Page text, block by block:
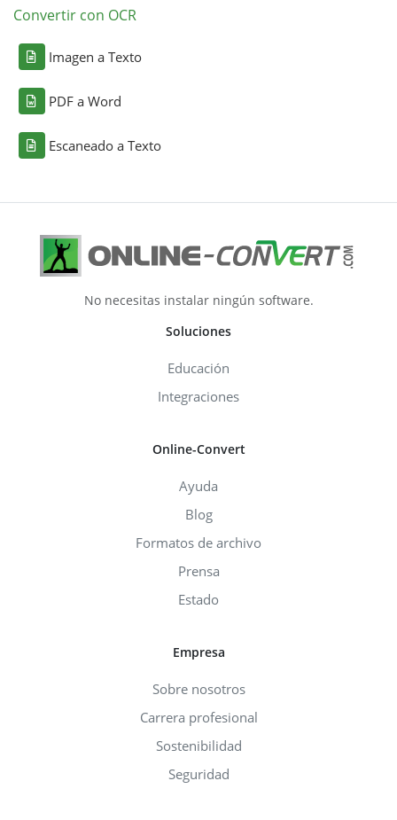
Convertir con OCR
Imagen a Texto
PDF a Word
Escaneado a Texto
No necesitas instalar ningún software.
Soluciones
Educación
Integraciones
Online-Convert
Ayuda
Blog
Formatos de archivo
Prensa
Estado
Empresa
Sobre nosotros
Carrera profesional
Sostenibilidad
Seguridad